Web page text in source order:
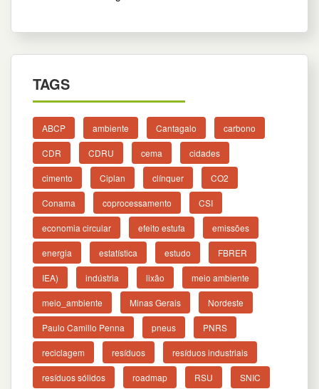
TAGS
ABCP ambiente Cantagalo carbono
CDR CDRU cema cidades
cimento Ciplan clínquer CO2
Conama coprocessamento CSI
economia circular efeito estufa emissões
energia estatística estudo FBRER
IEA) indústria lixão meio ambiente
meio_ambiente Minas Gerais Nordeste
Paulo Camillo Penna pneus PNRS
reciclagem resíduos resíduos industriais
resíduos sólidos roadmap RSU SNIC